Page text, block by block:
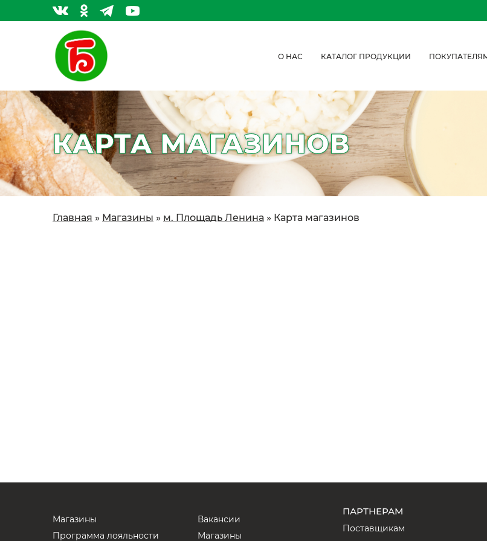
О НАС КАТАЛОГ ПРОДУКЦИИ
КАРТА МАГАЗИНОВ
Главная » Магазины » м. Площадь Ленина » Карта магазинов
Магазины
Программа лояльности
Вакансии
Магазины
ПАРТНЕРАМ
Поставщикам